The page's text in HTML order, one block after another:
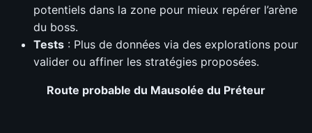
potentiels dans la zone pour mieux repérer l’arène
du boss.
Tests : Plus de données via des explorations pour
valider ou affiner les stratégies proposées.
Route probable du Mausolée du Préteur